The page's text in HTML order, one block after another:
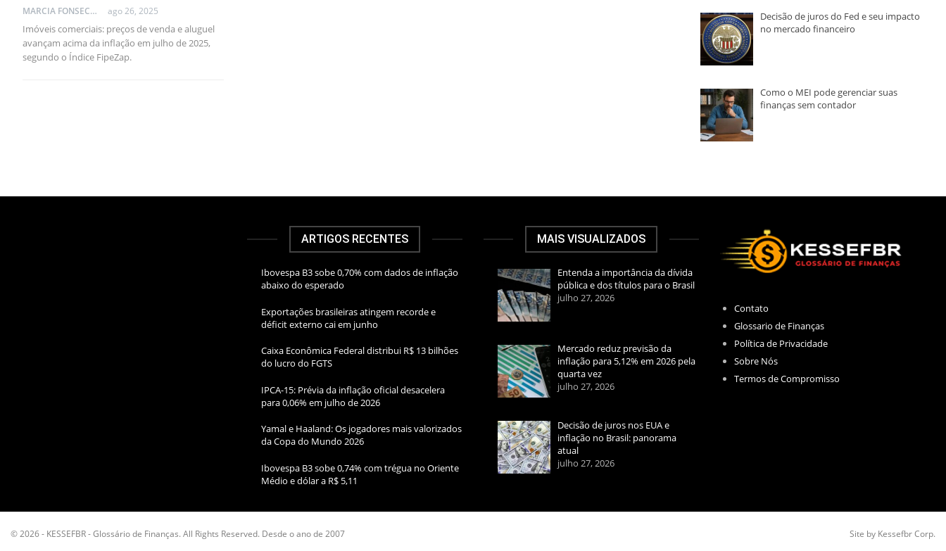
MARCIA FONSECA - FINANCIAL CONSULTANT ago 26, 2025
Imóveis comerciais: preços de venda e aluguel
avançam acima da inflação em julho de 2025,
segundo o Índice FipeZap.
Decisão de juros do Fed e seu impacto
no mercado financeiro
Como o MEI pode gerenciar suas
finanças sem contador
ARTIGOS RECENTES
Ibovespa B3 sobe 0,70% com dados de inflação
abaixo do esperado
Exportações brasileiras atingem recorde e
déficit externo cai em junho
Caixa Econômica Federal distribui R$ 13 bilhões
do lucro do FGTS
IPCA-15: Prévia da inflação oficial desacelera
para 0,06% em julho de 2026
Yamal e Haaland: Os jogadores mais valorizados
da Copa do Mundo 2026
Ibovespa B3 sobe 0,74% com trégua no Oriente
Médio e dólar a R$ 5,11
MAIS VISUALIZADOS
Entenda a importância da dívida
pública e dos títulos para o Brasil
julho 27, 2026
Mercado reduz previsão da
inflação para 5,12% em 2026 pela
quarta vez
julho 27, 2026
Decisão de juros nos EUA e
inflação no Brasil: panorama
atual
julho 27, 2026
Contato
Glossario de Finanças
Política de Privacidade
Sobre Nós
Termos de Compromisso
© 2026 - KESSEFBR - Glossário de Finanças. All Rights Reserved. Desde o ano de 2007 Site by Kessefbr Corp.